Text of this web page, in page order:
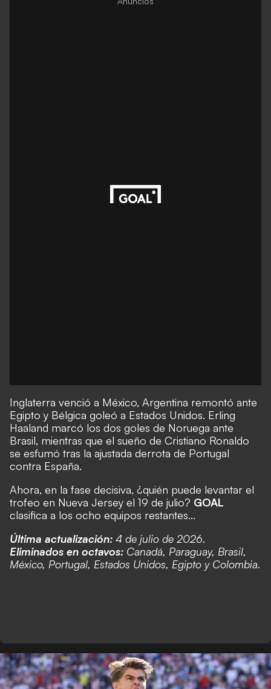
Inglaterra venció a México, Argentina remontó ante
Egipto y Bélgica goleó a Estados Unidos. Erling
Haaland marcó los dos goles de Noruega ante
Brasil, mientras que el sueño de Cristiano Ronaldo
se esfumó tras la ajustada derrota de Portugal
contra España.
Ahora, en la fase decisiva, ¿quién puede levantar el
trofeo en Nueva Jersey el 19 de julio? GOAL
clasifica a los ocho equipos restantes...
Última actualización: 4 de julio de 2026.
Eliminados en octavos: Canadá, Paraguay, Brasil,
México, Portugal, Estados Unidos, Egipto y Colombia.